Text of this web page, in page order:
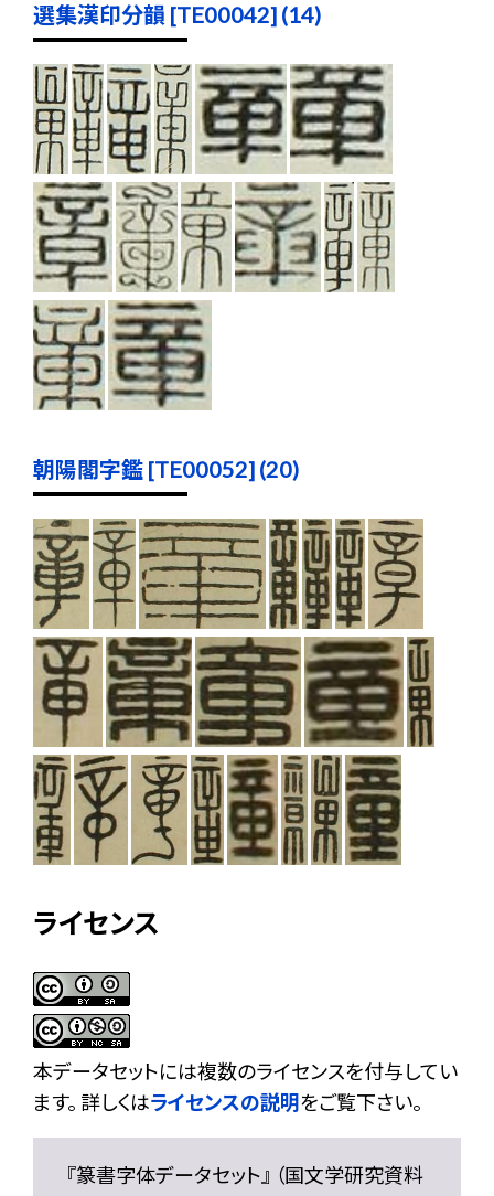
選集漢印分韻 [TE00042] (14)
朝陽閣字鑑 [TE00052] (20)
ライセンス
本データセットには複数のライセンスを付与してい
ます。 詳しくはライセンスの説明をご覧下さい。
『篆書字体データセット』 （国文学研究資料